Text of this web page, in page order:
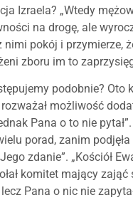
Izraela? „Wtedy
na drogę, ale
nimi pokój i przymierze,
zboru im to
podobnie? Oto
możliwość
Pana o to nie
porad, zanim
zdanie”. „Kościół
komitet mający
Pana o nic nie